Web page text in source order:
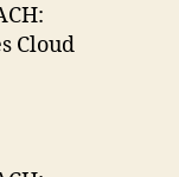
Cloud